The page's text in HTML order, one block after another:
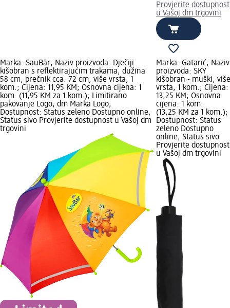
Provjerite dostupnost
u Vašoj dm trgovini
Marka: SauBär; Naziv proizvoda: Dječiji
kišobran s reflektirajućim trakama, dužina
58 cm, prečnik cca. 72 cm, više vrsta, 1
kom.; Cijena: 11,95 KM; Osnovna cijena: 1
kom. (11,95 KM za 1 kom.); Limitirano
pakovanje Logo, dm Marka Logo;
Dostupnost: Status zeleno Dostupno online,
Status sivo Provjerite dostupnost u Vašoj dm
trgovini
Marka: Gatarić; Naziv
proizvoda: SKY
kišobran - muški, više
vrsta, 1 kom.; Cijena:
13,25 KM; Osnovna
cijena: 1 kom.
(13,25 KM za 1 kom.);
Dostupnost: Status
zeleno Dostupno
online, Status sivo
Provjerite dostupnost
u Vašoj dm trgovini